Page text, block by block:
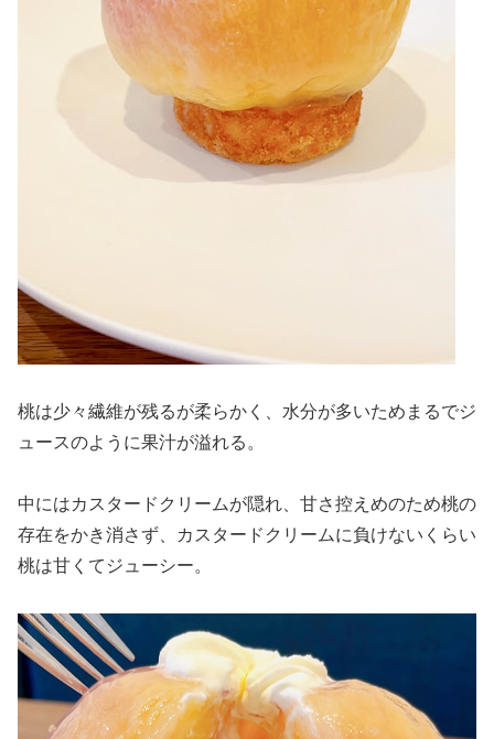
桃は少々繊維が残るが柔らかく、水分が多いためまるでジ
ュースのように果汁が溢れる。
中にはカスタードクリームが隠れ、甘さ控えめのため桃の
存在をかき消さず、カスタードクリームに負けないくらい
桃は甘くてジューシー。